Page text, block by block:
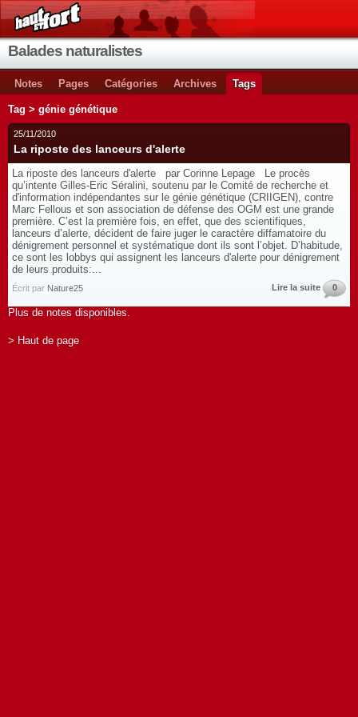
Balades naturalistes
Notes Pages Catégories Archives Tags
Tag > génie génétique
25/11/2010
La riposte des lanceurs d'alerte
La riposte des lanceurs d'alerte par Corinne Lepage Le procès
qu’intente Gilles-Eric Séralini, soutenu par le Comité de recherche et
d'information indépendantes sur le génie génétique (CRIIGEN), contre
Marc Fellous et son association de défense des OGM est une grande
première. C’est la première fois, en effet, que des scientifiques,
lanceurs d’alerte, décident de faire juger le caractère diffamatoire du
dénigrement personnel et systématique dont ils sont l’objet. D’habitude,
ce sont les lobbys qui assignent les lanceurs d'alerte pour dénigrement
de leurs produits:...
Écrit par Nature25 Lire la suite 0
Plus de notes disponibles.
> Haut de page